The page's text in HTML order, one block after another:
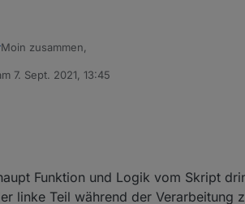
Moin zusammen,
sagt mal wird der "rechte" Abschnitt benötigt?
7. Sept. 2021, 13:45
von
Funktion und Logik vom Skript
linke Teil während der Verarbeitung